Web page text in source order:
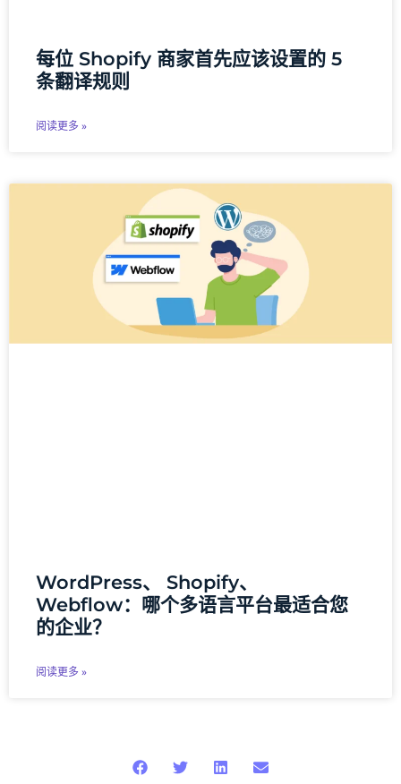
每位 Shopify 商家首先应该设置的 5
条翻译规则
阅读更多 »
WordPress、 Shopify、
Webflow：哪个多语言平台最适合您
的企业？
阅读更多 »